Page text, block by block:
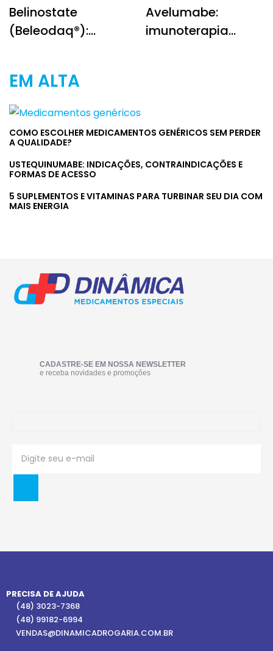
Belinostate
(Beleodaq®):
Avelumabe:
imunoterapia
EM ALTA
COMO ESCOLHER MEDICAMENTOS GENÉRICOS SEM PERDER
A QUALIDADE?
USTEQUINUMABE: INDICAÇÕES, CONTRAINDICAÇÕES E
FORMAS DE ACESSO
5 SUPLEMENTOS E VITAMINAS PARA TURBINAR SEU DIA COM
MAIS ENERGIA
CADASTRE-SE EM NOSSA NEWSLETTER
e receba novidades e promoções
PRECISA DE AJUDA
(48) 3023-7368
(48) 99182-6994
VENDAS@DINAMICADROGARIA.COM.BR